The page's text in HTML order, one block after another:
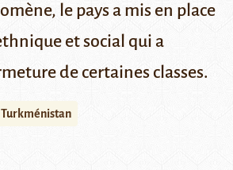
le pays a mis en place
et social qui a
de certaines classes.
Turkménistan